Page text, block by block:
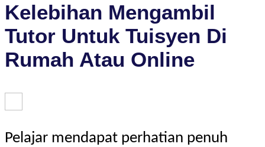
Kelebihan Mengambil
Tutor Untuk Tuisyen Di
Rumah Atau Online
Pelajar mendapat perhatian penuh